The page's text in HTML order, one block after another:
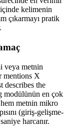
kelimenin
çıkarmayı pratik
veya metnin
mentions X
describes the
modülünün en çok
metnin mikro
(giriş-gelişme-
harcanır.